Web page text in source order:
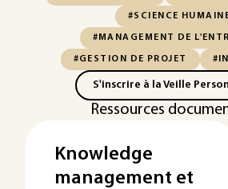
#SCIENCE
#MANAGEMENT DE
#GESTION DE PROJET
S'inscrire à la Veille
Ressources
Knowledge
management et